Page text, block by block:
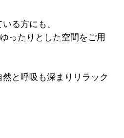
る方にも、
ったりとした空間をご用
と呼吸も深まりリラック